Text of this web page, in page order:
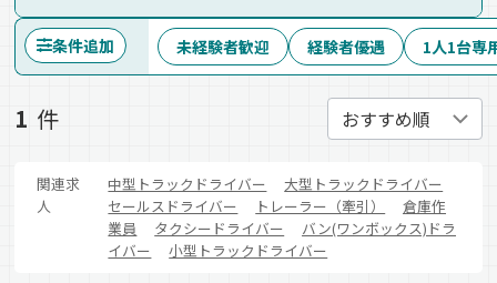
条件追加 未経験者歓迎 経験者優遇 1人1台専
1 件
関連求
人
中型トラックドライバー
大型トラックドライバー
セールスドライバー
トレーラー（牽引）
倉庫作
業員
タクシードライバー
バン(ワンボックス)ドラ
イバー
小型トラックドライバー